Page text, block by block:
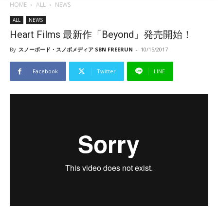
HOME ALL NEWS
ALL NEWS
Heart Films 最新作「Beyond」発売開始！
By スノーボード・スノボメディア SBN FREERUN - 10/15/2017
Facebook Twitter LINE